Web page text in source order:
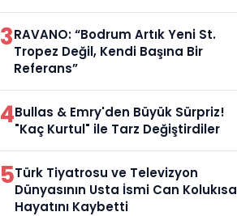
3RAVANO: “Bodrum Artık Yeni St.
Tropez Değil, Kendi Başına Bir
Referans”
4Bullas & Emry'den Büyük Sürpriz!
"Kaç Kurtul" ile Tarz Değiştirdiler
5Türk Tiyatrosu ve Televizyon
Dünyasının Usta İsmi Can Kolukısa
Hayatını Kaybetti